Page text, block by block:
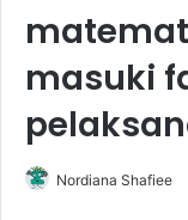
masuki
Nordiana Shafiee